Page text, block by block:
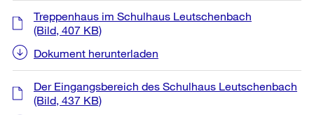
Treppenhaus im Schulhaus Leutschenbach
(Bild, 407 KB)
Dokument herunterladen
Der Eingangsbereich des Schulhaus Leutschenbach
(Bild, 437 KB)